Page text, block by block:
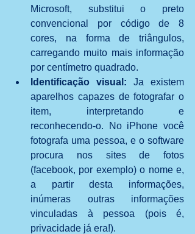
Microsoft, substitui o preto
convencional por código de 8
cores, na forma de triângulos,
carregando muito mais informação
por centímetro quadrado.
Identificação visual: Ja existem
aparelhos capazes de fotografar o
item, interpretando e
reconhecendo-o. No iPhone você
fotografa uma pessoa, e o software
procura nos sites de fotos
(facebook, por exemplo) o nome e,
a partir desta informações,
inúmeras outras informações
vinculadas à pessoa (pois é,
privacidade já era!).